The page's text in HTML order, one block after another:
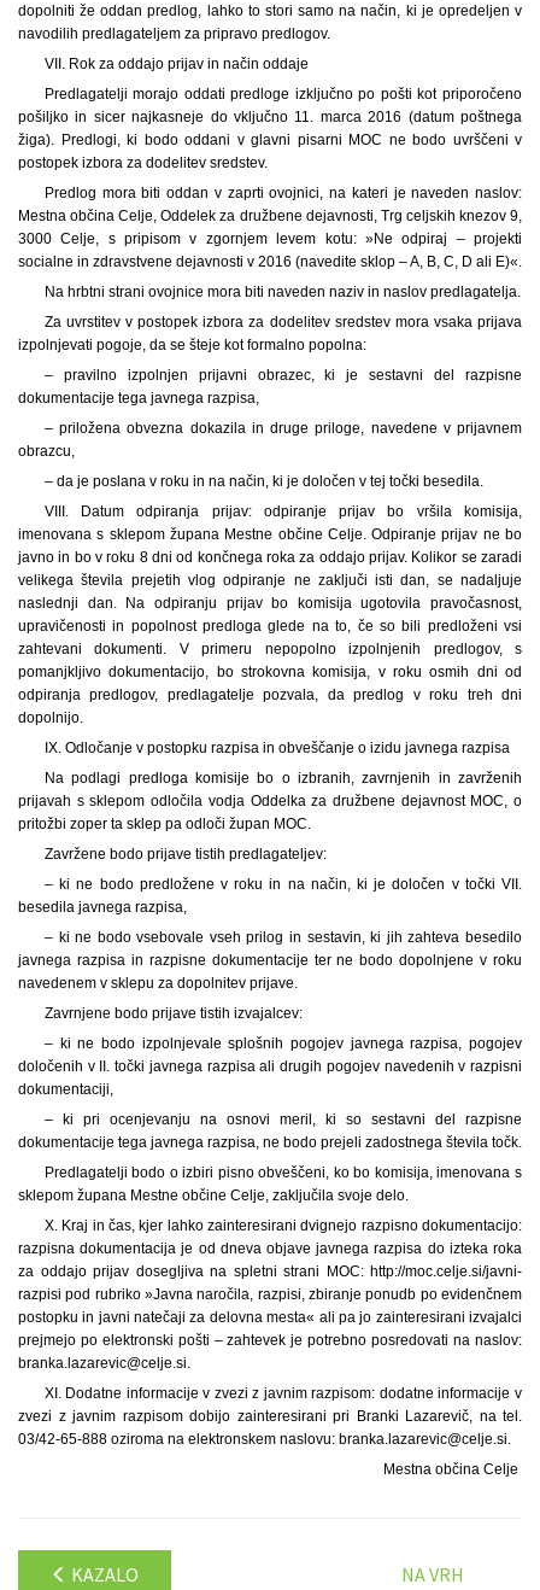
dopolniti že oddan predlog, lahko to stori samo na način, ki je opredeljen v
navodilih predlagateljem za pripravo predlogov.
VII. Rok za oddajo prijav in način oddaje
Predlagatelji morajo oddati predloge izključno po pošti kot priporočeno
pošiljko in sicer najkasneje do vključno 11. marca 2016 (datum poštnega
žiga). Predlogi, ki bodo oddani v glavni pisarni MOC ne bodo uvrščeni v
postopek izbora za dodelitev sredstev.
Predlog mora biti oddan v zaprti ovojnici, na kateri je naveden naslov:
Mestna občina Celje, Oddelek za družbene dejavnosti, Trg celjskih knezov 9,
3000 Celje, s pripisom v zgornjem levem kotu: »Ne odpiraj – projekti
socialne in zdravstvene dejavnosti v 2016 (navedite sklop – A, B, C, D ali E)«.
Na hrbtni strani ovojnice mora biti naveden naziv in naslov predlagatelja.
Za uvrstitev v postopek izbora za dodelitev sredstev mora vsaka prijava
izpolnjevati pogoje, da se šteje kot formalno popolna:
– pravilno izpolnjen prijavni obrazec, ki je sestavni del razpisne
dokumentacije tega javnega razpisa,
– priložena obvezna dokazila in druge priloge, navedene v prijavnem
obrazcu,
– da je poslana v roku in na način, ki je določen v tej točki besedila.
VIII. Datum odpiranja prijav: odpiranje prijav bo vršila komisija,
imenovana s sklepom župana Mestne občine Celje. Odpiranje prijav ne bo
javno in bo v roku 8 dni od končnega roka za oddajo prijav. Kolikor se zaradi
velikega števila prejetih vlog odpiranje ne zaključi isti dan, se nadaljuje
naslednji dan. Na odpiranju prijav bo komisija ugotovila pravočasnost,
upravičenosti in popolnost predloga glede na to, če so bili predloženi vsi
zahtevani dokumenti. V primeru nepopolno izpolnjenih predlogov, s
pomanjkljivo dokumentacijo, bo strokovna komisija, v roku osmih dni od
odpiranja predlogov, predlagatelje pozvala, da predlog v roku treh dni
dopolnijo.
IX. Odločanje v postopku razpisa in obveščanje o izidu javnega razpisa
Na podlagi predloga komisije bo o izbranih, zavrnjenih in zavrženih
prijavah s sklepom odločila vodja Oddelka za družbene dejavnost MOC, o
pritožbi zoper ta sklep pa odloči župan MOC.
Zavržene bodo prijave tistih predlagateljev:
– ki ne bodo predložene v roku in na način, ki je določen v točki VII.
besedila javnega razpisa,
– ki ne bodo vsebovale vseh prilog in sestavin, ki jih zahteva besedilo
javnega razpisa in razpisne dokumentacije ter ne bodo dopolnjene v roku
navedenem v sklepu za dopolnitev prijave.
Zavrnjene bodo prijave tistih izvajalcev:
– ki ne bodo izpolnjevale splošnih pogojev javnega razpisa, pogojev
določenih v II. točki javnega razpisa ali drugih pogojev navedenih v razpisni
dokumentaciji,
– ki pri ocenjevanju na osnovi meril, ki so sestavni del razpisne
dokumentacije tega javnega razpisa, ne bodo prejeli zadostnega števila točk.
Predlagatelji bodo o izbiri pisno obveščeni, ko bo komisija, imenovana s
sklepom župana Mestne občine Celje, zaključila svoje delo.
X. Kraj in čas, kjer lahko zainteresirani dvignejo razpisno dokumentacijo:
razpisna dokumentacija je od dneva objave javnega razpisa do izteka roka
za oddajo prijav dosegljiva na spletni strani MOC: http://moc.celje.si/javni-
razpisi pod rubriko »Javna naročila, razpisi, zbiranje ponudb po evidenčnem
postopku in javni natečaji za delovna mesta« ali pa jo zainteresirani izvajalci
prejmejo po elektronski pošti – zahtevek je potrebno posredovati na naslov:
branka.lazarevic@celje.si.
XI. Dodatne informacije v zvezi z javnim razpisom: dodatne informacije v
zvezi z javnim razpisom dobijo zainteresirani pri Branki Lazarevič, na tel.
03/42-65-888 oziroma na elektronskem naslovu: branka.lazarevic@celje.si.
Mestna občina Celje
KAZALO NA VRH